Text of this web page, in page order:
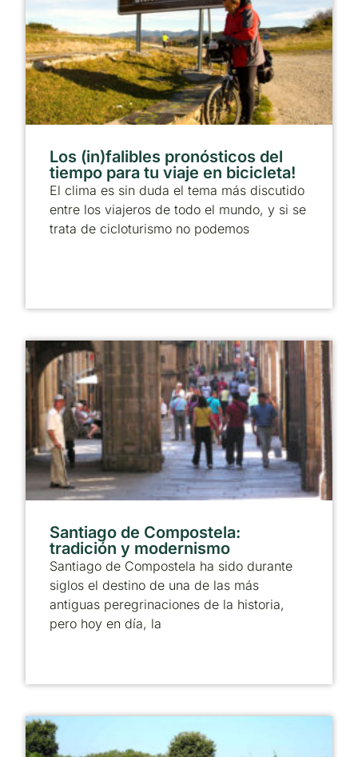
Los (in)falibles pronósticos del
tiempo para tu viaje en bicicleta!
El clima es sin duda el tema más discutido
entre los viajeros de todo el mundo, y si se
trata de cicloturismo no podemos
Santiago de Compostela:
tradición y modernismo
Santiago de Compostela ha sido durante
siglos el destino de una de las más
antiguas peregrinaciones de la historia,
pero hoy en día, la